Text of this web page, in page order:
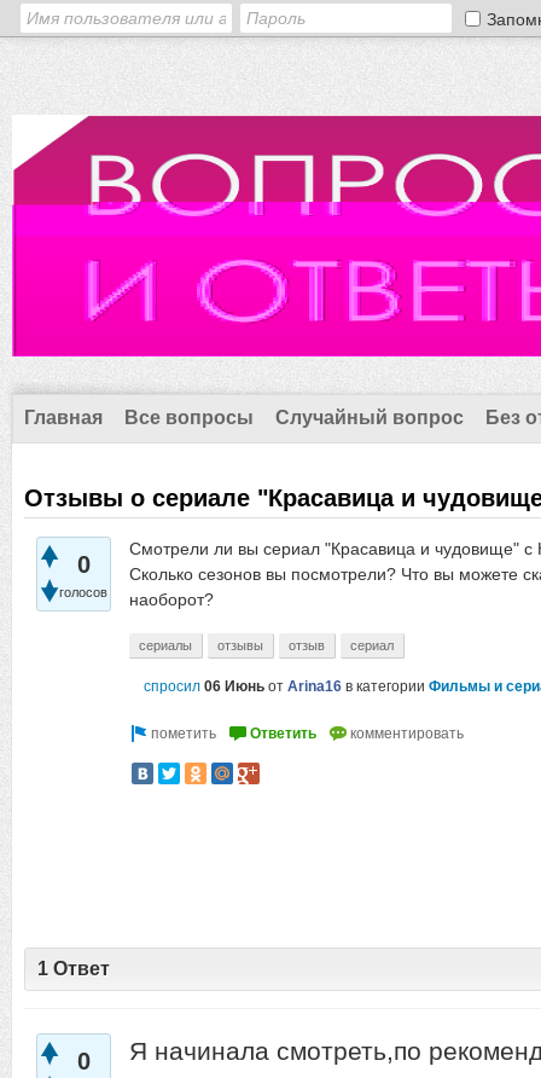
Главная Все вопросы Случайный вопрос Без
Отзывы о сериале "Красавица и
0
голосов
Смотрели ли вы сериал "Красавица и чудовище"
Сколько сезонов вы посмотрели? Что вы можете
наоборот?
сериалы отзывы отзыв сериал
спросил 06 Июнь от Arina16 в категории Фильмы и
1 Ответ
0
Я начинала смотреть,по